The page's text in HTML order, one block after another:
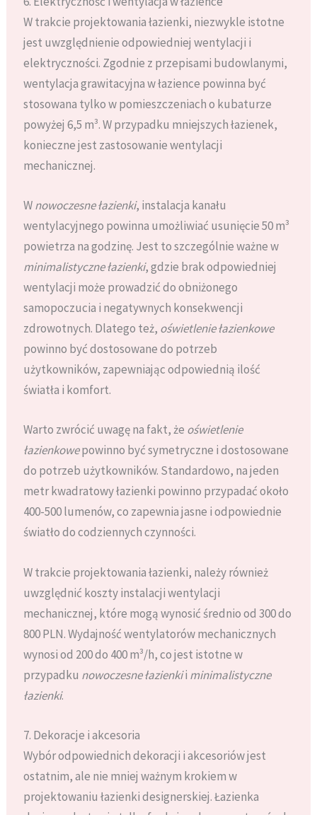
W trakcie projektowania łazienki, niezwykle istotne
jest uwzględnienie odpowiedniej wentylacji i
elektryczności. Zgodnie z przepisami budowlanymi,
wentylacja grawitacyjna w łazience powinna być
stosowana tylko w pomieszczeniach o kubaturze
powyżej 6,5 m³. W przypadku mniejszych łazienek,
konieczne jest zastosowanie wentylacji
mechanicznej.
Wnowoczesne łazienki, instalacja kanału
wentylacyjnego powinna umożliwiać usunięcie 50 m³
powietrza na godzinę. Jest to szczególnie ważne w
minimalistyczne łazienki, gdzie brak odpowiedniej
wentylacji może prowadzić do obniżonego
samopoczucia i negatywnych konsekwencji
zdrowotnych. Dlatego też, oświetlenie łazienkowe
powinno być dostosowane do potrzeb
użytkowników, zapewniając odpowiednią ilość
światła i komfort.
Warto zwrócić uwagę na fakt, że oświetlenie
łazienkowepowinno być symetryczne i dostosowane
do potrzeb użytkowników. Standardowo, na jeden
metr kwadratowy łazienki powinno przypadać około
400-500 lumenów, co zapewnia jasne i odpowiednie
światło do codziennych czynności.
W trakcie projektowania łazienki, należy również
uwzględnić koszty instalacji wentylacji
mechanicznej, które mogą wynosić średnio od 300 do
800 PLN. Wydajność wentylatorów mechanicznych
wynosi od 200 do 400 m³/h, co jest istotne w
przypadku nowoczesne łazienkii minimalistyczne
łazienki.
7. Dekoracje i akcesoria
Wybór odpowiednich dekoracji i akcesoriów jest
ostatnim, ale nie mniej ważnym krokiem w
projektowaniu łazienki designerskiej. Łazienka